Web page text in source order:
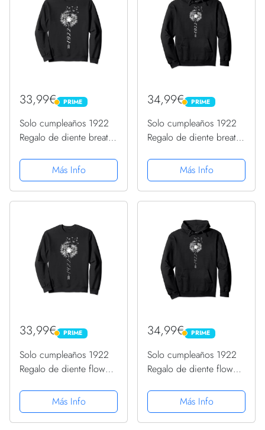
33,99€ PRIME
PRIME
Solo cumpleaños 1922
Regalo de diente breathe
Más Info
34,99€ PRIME
PRIME
Solo cumpleaños 1922
Regalo de diente breathe
con Capucha
Más Info
33,99€ PRIME
PRIME
Solo cumpleaños 1922
Regalo de diente flower
Más Info
34,99€ PRIME
PRIME
Solo cumpleaños 1922
Regalo de diente flower
con Capucha
Más Info